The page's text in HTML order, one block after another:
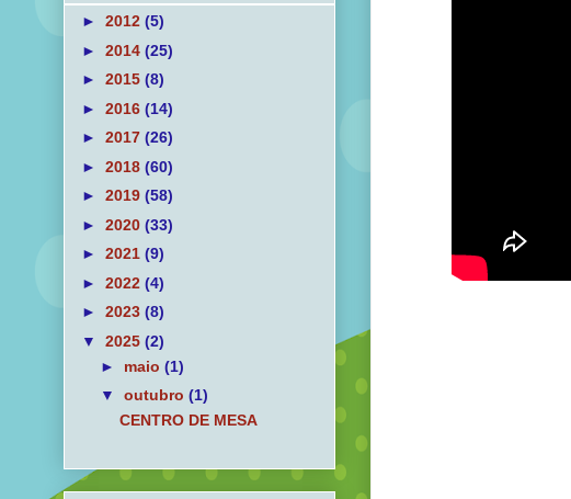
► 2012 (5)
► 2014 (25)
► 2015 (8)
► 2016 (14)
► 2017 (26)
► 2018 (60)
► 2019 (58)
► 2020 (33)
► 2021 (9)
► 2022 (4)
► 2023 (8)
▼ 2025 (2)
► maio (1)
▼ outubro (1)
CENTRO DE MESA